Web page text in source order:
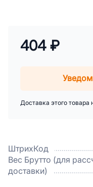
ШтрихКод
Вес Брутто (для
доставки)
404 ₽
Доставка этого товара